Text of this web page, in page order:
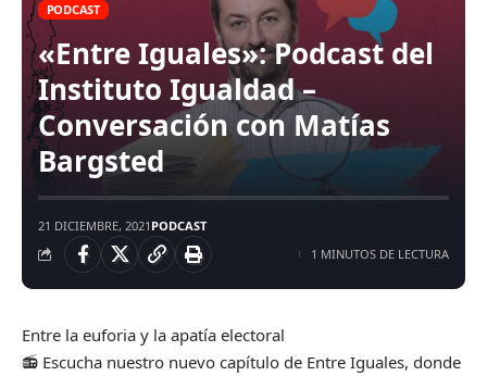
PODCAST
«Entre Iguales»: Podcast del
Instituto Igualdad –
Conversación con Matías
Bargsted
21 DICIEMBRE, 2021 PODCAST
1 MINUTOS DE LECTURA
Entre la euforia y la apatía electoral
📻 Escucha nuestro nuevo capítulo de Entre Iguales, donde